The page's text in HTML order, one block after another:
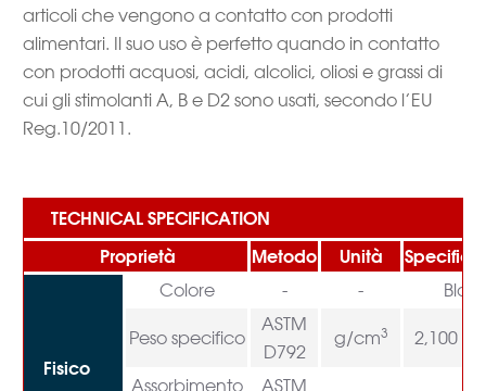
articoli che vengono a contatto con prodotti
alimentari. Il suo uso è perfetto quando in contatto
con prodotti acquosi, acidi, alcolici, oliosi e grassi di
cui gli stimolanti A, B e D2 sono usati, secondo l’EU
Reg.10/2011.
TECHNICAL SPECIFICATION
Proprietà
Metodo Unità
Fisico
Colore - -
Peso specifico
ASTM
D792
g/cm3 2,100 –
Assorbimento ASTM